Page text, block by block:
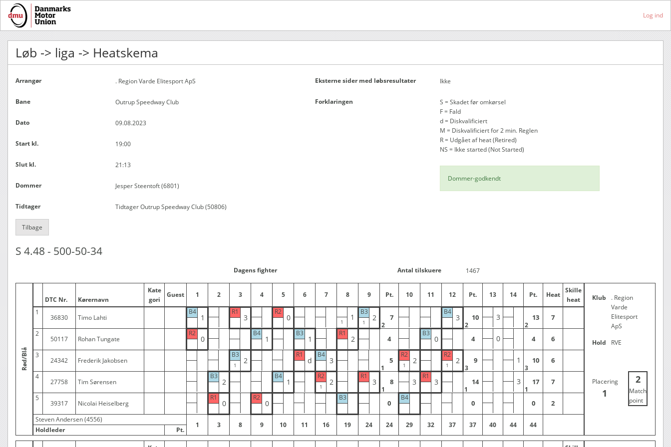
Log ind
Løb -> liga -> Heatskema
Arrangør . Region Varde Elitesport ApS
Bane Outrup Speedway Club
Dato 09.08.2023
Start kl. 19:00
Slut kl. 21:13
Dommer Jesper Steentoft (6801)
Tidtager Tidtager Outrup Speedway Club (50806)
Eksterne sider med løbsresultater Ikke
Forklaringen
S = Skadet før omkørsel
F = Fald
d = Diskvalificiert
M = Diskvalificiert for 2 min. Reglen
R = Udgået af heat (Retired)
NS = Ikke started (Not Started)
Dommer-godkendt
Tilbage
S 4.48 - 500-50-34
Dagens fighter Antal tilskuere 1467
Rød/Blå
DTC Nr. Kørernavn
Kate
gori
Guest 1 2 3 4 5 6 7 8 9 Pt. 10 11 12 Pt. 13 14 Pt. Heat
Skille
heat
1
36830 Timo Lahti
B4
1
R1
3
R2
0 1
B3
2
2
7
B4
3
2
10 3
2
13 7
2
50117 Rohan Tungate
R2
0
B4
1
B3
1
R1
2 4
B3
0 4 0 4 6
3
24342 Frederik Jakobsen
B3
2
R1
d
B4
3
1
5
R2
2
R2
2
3
9 1
3
10 6
4
27758 Tim Sørensen
B3
2
B4
1
R2
2
R1
3
1
8 3
R1
3
1
14 3
1
17 7
5
39317 Nicolai Heiselberg
R1
0
R2
0
B3
0
B4
0 0 2
Steven Andersen (4556)
Holdleder
Pt.
1 3 8 9 10 11 16 19 24 24 29 32 37 37 40 44 44
Klub
. Region
Varde
Elitesport
ApS
Hold
RVE
Placering
1
2
Match
point